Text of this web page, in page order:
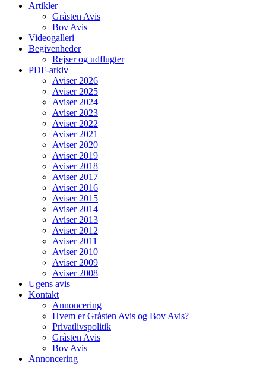
Artikler
Gråsten Avis
Bov Avis
Videogalleri
Begivenheder
Rejser og udflugter
PDF-arkiv
Aviser 2026
Aviser 2025
Aviser 2024
Aviser 2023
Aviser 2022
Aviser 2021
Aviser 2020
Aviser 2019
Aviser 2018
Aviser 2017
Aviser 2016
Aviser 2015
Aviser 2014
Aviser 2013
Aviser 2012
Aviser 2011
Aviser 2010
Aviser 2009
Aviser 2008
Ugens avis
Kontakt
Annoncering
Hvem er Gråsten Avis og Bov Avis?
Privatlivspolitik
Gråsten Avis
Bov Avis
Annoncering